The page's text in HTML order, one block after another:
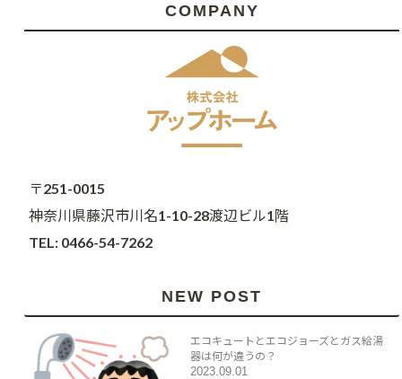
COMPANY
〒251-0015
神奈川県藤沢市川名1-10-28渡辺ビル1階
TEL: 0466-54-7262
NEW POST
エコキュートとエコジョーズとガス給湯
器は何が違うの？
2023.09.01